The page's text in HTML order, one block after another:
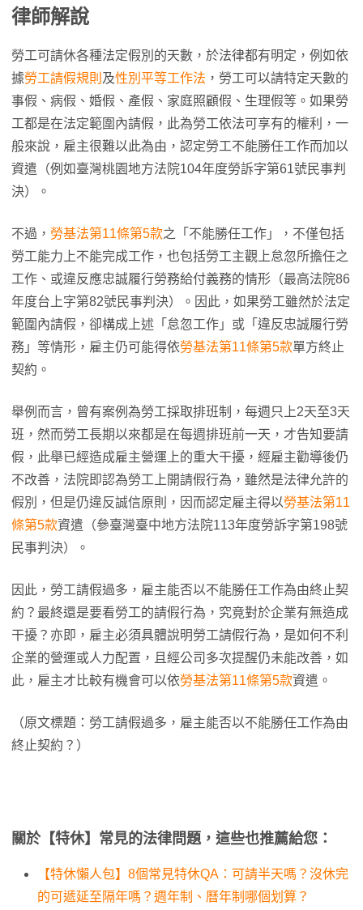
律師解說
勞工可請休各種法定假別的天數，於法律都有明定，例如依
據勞工請假規則 及性別平等工作法 ，勞工可以請特定天數的
事假、病假、婚假、產假、家庭照顧假、生理假等。如果勞
工都是在法定範圍內請假，此為勞工依法可享有的權利，一
般來說，雇主很難以此為由，認定勞工不能勝任工作而加以
資遣（例如臺灣桃園地方法院104年度勞訴字第61號民事判
決）。
不過， 勞基法第11條第5款之「不能勝任工作」，不僅包括
勞工能力上不能完成工作，也包括勞工主觀上怠忽所擔任之
工作、或違反應忠誠履行勞務給付義務的情形（最高法院86
年度台上字第82號民事判決）。因此，如果勞工雖然於法定
範圍內請假，卻構成上述「怠忽工作」或「違反忠誠履行勞
務」等情形，雇主仍可能得依勞基法第11條第5款單方終止
契約。
舉例而言，曾有案例為勞工採取排班制，每週只上2天至3天
班，然而勞工長期以來都是在每週排班前一天，才告知要請
假，此舉已經造成雇主營運上的重大干擾，經雇主勸導後仍
不改善，法院即認為勞工上開請假行為，雖然是法律允許的
假別，但是仍違反誠信原則，因而認定雇主得以勞基法第11
條第5款資遣（參臺灣臺中地方法院113年度勞訴字第198號
民事判決）。
因此，勞工請假過多，雇主能否以不能勝任工作為由終止契
約？最終還是要看勞工的請假行為，究竟對於企業有無造成
干擾？亦即，雇主必須具體說明勞工請假行為，是如何不利
企業的營運或人力配置，且經公司多次提醒仍未能改善，如
此，雇主才比較有機會可以依勞基法第11條第5款資遣。
（原文標題：勞工請假過多，雇主能否以不能勝任工作為由
終止契約？）
關於【特休】常見的法律問題，這些也推薦給您：
【特休懶人包】8個常見特休QA：可請半天嗎？沒休完
的可遞延至隔年嗎？週年制、曆年制哪個划算？